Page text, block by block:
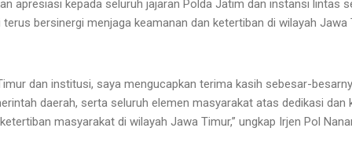
apresiasi kepada seluruh jajaran Polda Jatim dan instansi lintas
bersinergi menjaga keamanan dan ketertiban di wilayah Jawa
dan institusi, saya mengucapkan terima kasih sebesar-
daerah, serta seluruh elemen masyarakat atas dedikasi dan
masyarakat di wilayah Jawa Timur,” ungkap Irjen Pol